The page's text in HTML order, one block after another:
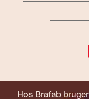
Hos Brafab